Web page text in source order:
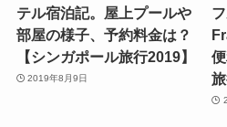
テル宿泊記。屋上プールや
部屋の様子、予約料金は？
【シンガポール旅行2019】
2019年8月9日
旅